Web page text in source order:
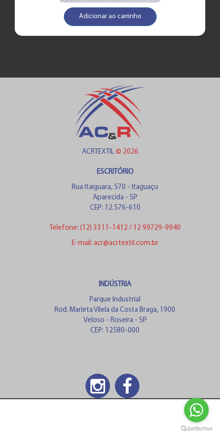
Adicionar ao carrinho
ACRTEXTIL © 2026
ESCRITÓRIO
Rua Itaiguara, 570 - Itaguaçu
Aparecida - SP
CEP: 12.576-610
Telefone: (12) 3311-1412 / 12 99729-9940
E-mail: acr@acrtextil.com.br
INDÚSTRIA
Parque Industrial
Rod. Marieta Vilela da Costa Braga, 1900
Veloso - Roseira - SP
CEP: 12580-000